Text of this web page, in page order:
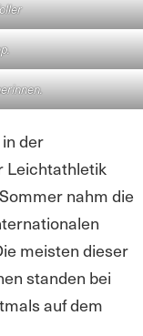
der
Leichtathletik
nahm die
meisten dieser
standen bei
auf dem